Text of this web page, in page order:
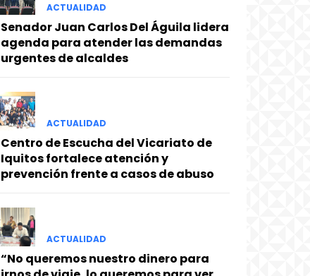
ACTUALIDAD
Senador Juan Carlos Del Águila lidera
agenda para atender las demandas
urgentes de alcaldes
ACTUALIDAD
Centro de Escucha del Vicariato de
Iquitos fortalece atención y
prevención frente a casos de abuso
ACTUALIDAD
“No queremos nuestro dinero para